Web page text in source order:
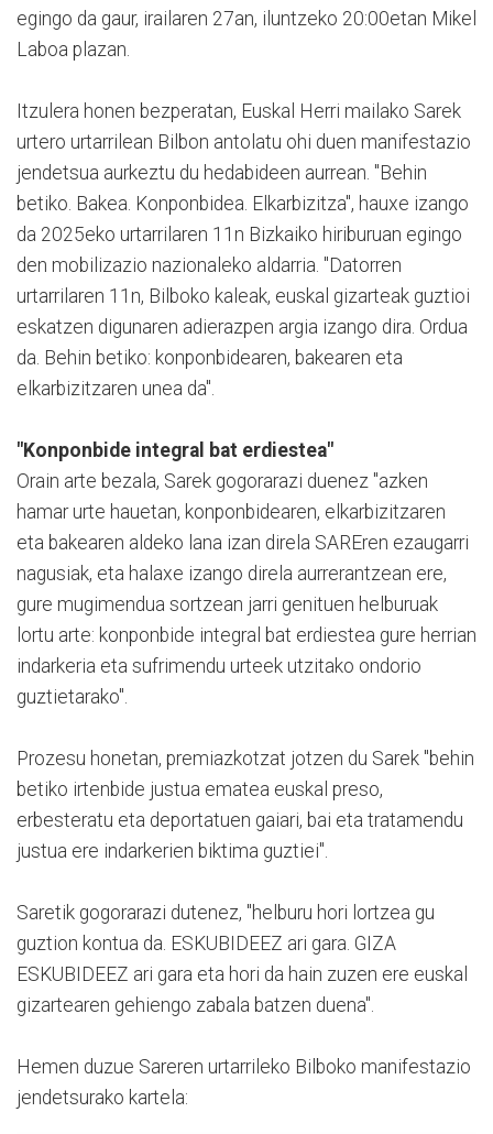
egingo da gaur, irailaren 27an, iluntzeko 20:00etan Mikel
Laboa plazan.
Itzulera honen bezperatan, Euskal Herri mailako Sarek
urtero urtarrilean Bilbon antolatu ohi duen manifestazio
jendetsua aurkeztu du hedabideen aurrean. "Behin
betiko. Bakea. Konponbidea. Elkarbizitza", hauxe izango
da 2025eko urtarrilaren 11n Bizkaiko hiriburuan egingo
den mobilizazio nazionaleko aldarria. "Datorren
urtarrilaren 11n, Bilboko kaleak, euskal gizarteak guztioi
eskatzen digunaren adierazpen argia izango dira. Ordua
da. Behin betiko: konponbidearen, bakearen eta
elkarbizitzaren unea da".
"Konponbide integral bat erdiestea"
Orain arte bezala, Sarek gogorarazi duenez "azken
hamar urte hauetan, konponbidearen, elkarbizitzaren
eta bakearen aldeko lana izan direla SAREren ezaugarri
nagusiak, eta halaxe izango direla aurrerantzean ere,
gure mugimendua sortzean jarri genituen helburuak
lortu arte: konponbide integral bat erdiestea gure herrian
indarkeria eta sufrimendu urteek utzitako ondorio
guztietarako".
Prozesu honetan, premiazkotzat jotzen du Sarek "behin
betiko irtenbide justua ematea euskal preso,
erbesteratu eta deportatuen gaiari, bai eta tratamendu
justua ere indarkerien biktima guztiei".
Saretik gogorarazi dutenez, "helburu hori lortzea gu
guztion kontua da. ESKUBIDEEZ ari gara. GIZA
ESKUBIDEEZ ari gara eta hori da hain zuzen ere euskal
gizartearen gehiengo zabala batzen duena".
Hemen duzue Sareren urtarrileko Bilboko manifestazio
jendetsurako kartela: